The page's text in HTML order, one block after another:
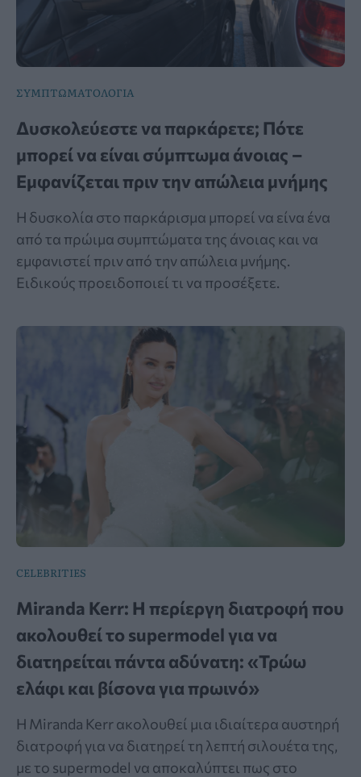
ΣΥΜΠΤΩΜΑΤΟΛΟΓΙΑ
Δυσκολεύεστε να παρκάρετε; Πότε
μπορεί να είναι σύμπτωμα άνοιας –
Εμφανίζεται πριν την απώλεια μνήμης
Η δυσκολία στο παρκάρισμα μπορεί να είνα ένα
από τα πρώιμα συμπτώματα της άνοιας και να
εμφανιστεί πριν από την απώλεια μνήμης.
Ειδικούς προειδοποιεί τι να προσέξετε.
CELEBRITIES
Miranda Kerr: Η περίεργη διατροφή που
ακολουθεί το supermodel για να
διατηρείται πάντα αδύνατη: «Τρώω
ελάφι και βίσονα για πρωινό»
Η Miranda Kerr ακολουθεί μια ιδιαίτερα αυστηρή
διατροφή για να διατηρεί τη λεπτή σιλουέτα της,
με το supermodel να αποκαλύπτει πως στο